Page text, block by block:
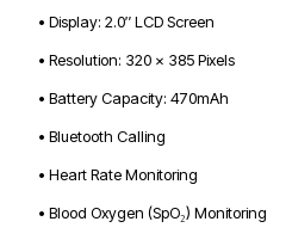
• Display: 2.0″ LCD Screen
• Resolution: 320 × 385 Pixels
• Battery Capacity: 470mAh
• Bluetooth Calling
• Heart Rate Monitoring
• Blood Oxygen (SpO₂) Monitoring